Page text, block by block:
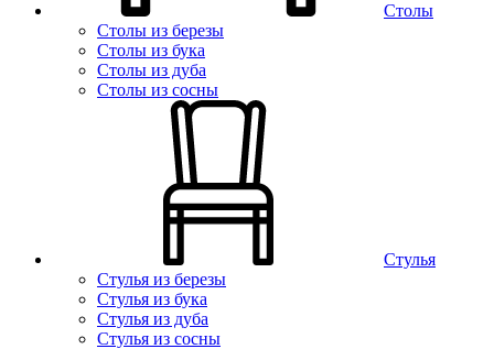
Столы
Столы из березы
Столы из бука
Столы из дуба
Столы из сосны
Стулья
Стулья из березы
Стулья из бука
Стулья из дуба
Стулья из сосны